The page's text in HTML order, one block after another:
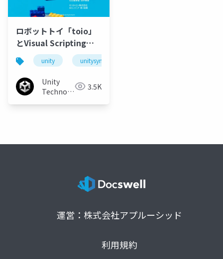
ロボットトイ「toio」
とVisual Scriptingで
お手軽！Unityでロボッ
トを動かそう！
unity unitysync
Unity
Technologies 3.5K
運営：株式会社アプルーシッド
利用規約